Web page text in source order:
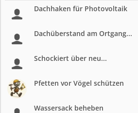
Dachhaken für Photovoltaik
Dachüberstand am Ortgang...
Schockiert über neu...
Pfetten vor Vögel schützen
Wassersack beheben